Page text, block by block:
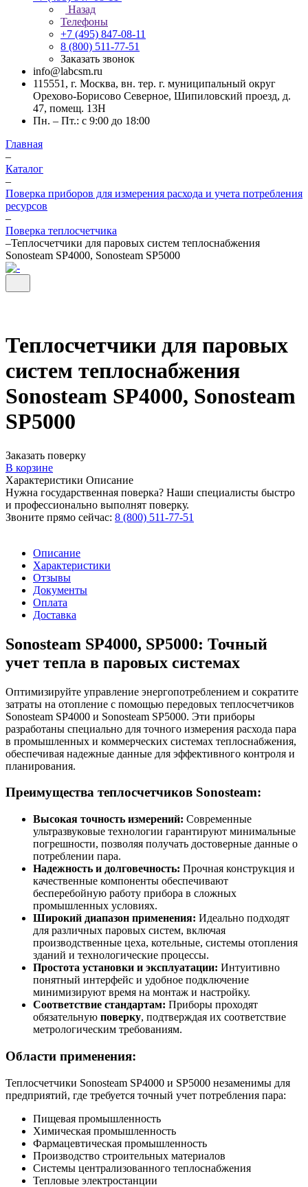
Назад
Телефоны
+7 (495) 847-08-11
8 (800) 511-77-51
Заказать звонок
info@labcsm.ru
115551, г. Москва, вн. тер. г. муниципальный округ
Орехово-Борисово Северное, Шипиловский проезд, д.
47, помещ. 13Н
Пн. – Пт.: с 9:00 до 18:00
Главная
–
Каталог
–
Поверка приборов для измерения расхода и учета потребления
ресурсов
–
Поверка теплосчетчика
–Теплосчетчики для паровых систем теплоснабжения
Sonosteam SP4000, Sonosteam SP5000
Теплосчетчики для паровых
систем теплоснабжения
Sonosteam SP4000, Sonosteam
SP5000
Заказать поверку
В корзине
Характеристики Описание
Нужна государственная поверка? Наши специалисты быстро
и профессионально выполнят поверку.
Звоните прямо сейчас: 8 (800) 511-77-51
Описание
Характеристики
Отзывы
Документы
Оплата
Доставка
Sonosteam SP4000, SP5000: Точный
учет тепла в паровых системах
Оптимизируйте управление энергопотреблением и сократите
затраты на отопление с помощью передовых теплосчетчиков
Sonosteam SP4000 и Sonosteam SP5000. Эти приборы
разработаны специально для точного измерения расхода пара
в промышленных и коммерческих системах теплоснабжения,
обеспечивая надежные данные для эффективного контроля и
планирования.
Преимущества теплосчетчиков Sonosteam:
Высокая точность измерений: Современные
ультразвуковые технологии гарантируют минимальные
погрешности, позволяя получать достоверные данные о
потреблении пара.
Надежность и долговечность: Прочная конструкция и
качественные компоненты обеспечивают
бесперебойную работу прибора в сложных
промышленных условиях.
Широкий диапазон применения: Идеально подходят
для различных паровых систем, включая
производственные цеха, котельные, системы отопления
зданий и технологические процессы.
Простота установки и эксплуатации: Интуитивно
понятный интерфейс и удобное подключение
минимизируют время на монтаж и настройку.
Соответствие стандартам: Приборы проходят
обязательную поверку, подтверждая их соответствие
метрологическим требованиям.
Области применения:
Теплосчетчики Sonosteam SP4000 и SP5000 незаменимы для
предприятий, где требуется точный учет потребления пара:
Пищевая промышленность
Химическая промышленность
Фармацевтическая промышленность
Производство строительных материалов
Системы централизованного теплоснабжения
Тепловые электростанции